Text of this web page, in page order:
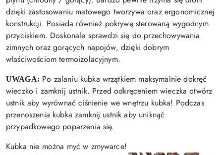
dzięki zastosowaniu matowego tworzywa oraz ergonomicznej
konstrukcji. Posiada również pokrywę sterowaną wygodnym
przyciskiem. Doskonale sprawdzi się do przechowywania
zimnych oraz gorących napojów, dzięki dobrym
właściwościom termoizolacyjnym.
UWAGA: Po zalaniu kubka wrzątkiem maksymalnie dokręć
wieczko i zamknij ustnik. Przed odkręceniem wieczka otwórz
ustnik aby wyrównać ciśnienie we wnętrzu kubka! Podczas
przenoszenia kubka zamknij ustnik aby uniknąć
przypadkowego poparzenia się.
Kubka nie można myć w zmywarce!